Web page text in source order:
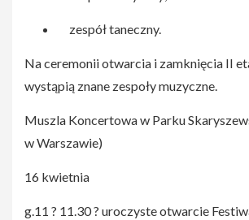
zespół taneczny.
Na ceremonii otwarcia i zamknięcia II
wystąpią znane zespoły muzyczne.
Muszla Koncertowa w Parku
w Warszawie)
16 kwietnia
g.11 ? 11.30 ? uroczyste otwarcie